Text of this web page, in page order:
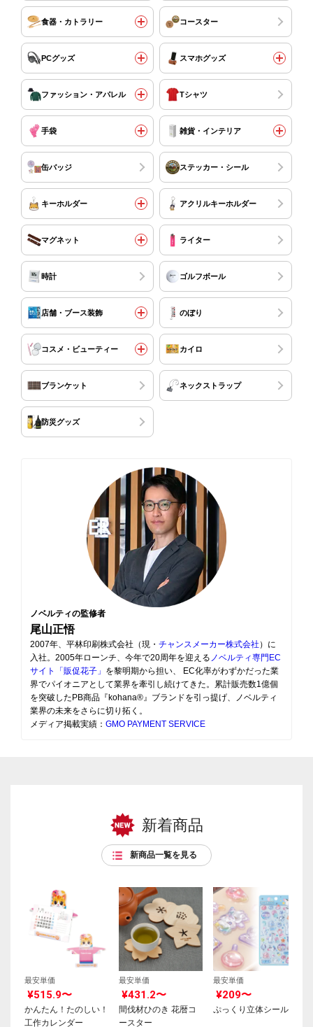
食器・カトラリー コースター
PCグッズ スマホグッズ
ファッション・アパレル Tシャツ
手袋 雑貨・インテリア
缶バッジ ステッカー・シール
キーホルダー アクリルキーホルダー
マグネット ライター
時計 ゴルフボール
店舗・ブース装飾 のぼり
コスメ・ビューティー カイロ
ブランケット ネックストラップ
防災グッズ
ノベルティの監修者
尾山正悟
2007年、平林印刷株式会社（現・ チャンスメーカー株式会社 ）に
入社。2005年ローンチ、今年で20周年を迎える ノベルティ専門EC
サイト「販促花子」 を黎明期から担い、 EC化率がわずかだった業
界でパイオニアとして業界を牽引し続けてきた。累計販売数1億個
を突破したPB商品『kohana®』ブランドを引っ提げ、ノベルティ
業界の未来をさらに切り拓く。
メディア掲載実績： GMO PAYMENT SERVICE
新着商品
新商品一覧を見る
最安単価
¥515.9〜
かんたん！たのしい！
工作カレンダー
最安単価
¥431.2〜
間伐材ひのき 花暦コ
ースター
最安単価
¥209〜
ぷっくり立体シール